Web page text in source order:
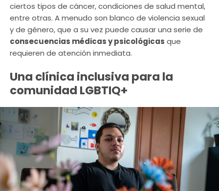
ciertos tipos de cáncer, condiciones de salud mental,
entre otras. A menudo son blanco de violencia sexual
y de género, que a su vez puede causar una serie de
consecuencias médicas y psicológicas que
requieren de atención inmediata.
Una clínica inclusiva para la
comunidad LGBTIQ+